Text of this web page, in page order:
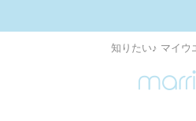
知りたい♪ マイウ